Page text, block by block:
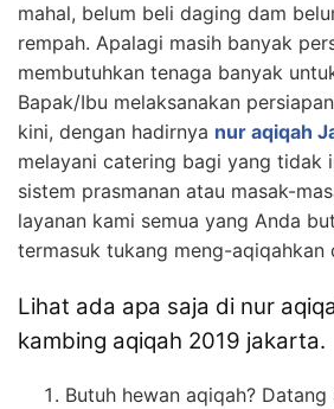
mahal, belum beli daging dam
rempah. Apalagi masih banyak
membutuhkan tenaga banyak
Bapak/Ibu melaksanakan
kini, dengan hadirnya nur aqiqah
melayani catering bagi yang tidak
sistem prasmanan atau masak-
layanan kami semua yang Anda
termasuk tukang meng-aqiqahkan
Lihat ada apa saja di nur
kambing aqiqah 2019 jakarta.
Butuh hewan aqiqah?